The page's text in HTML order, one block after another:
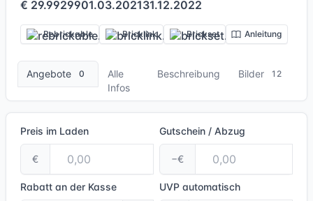
€ 29.9929901.03.202131.12.2022
Rebrickable Bricklink Brickset Anleitung
Angebote 0
Alle
Infos
Beschreibung Bilder 12
Preis im Laden
€
Gutschein / Abzug
−€
Rabatt an der Kasse UVP automatisch